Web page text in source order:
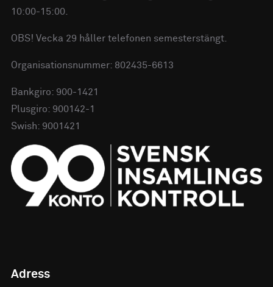
10:00-15:00.
OBS! Vecka 29 håller telefonen semesterstängt.
Organisationsnummer: 802435-6613
Bankgiro: 900-1421
Plusgiro: 900142-1
Swish: 9001421
Adress